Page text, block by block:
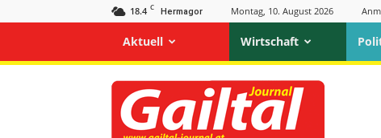
18.4 C Hermagor Montag, 10. August 2026
Aktuell Wirtschaft
Gailtal
Journal